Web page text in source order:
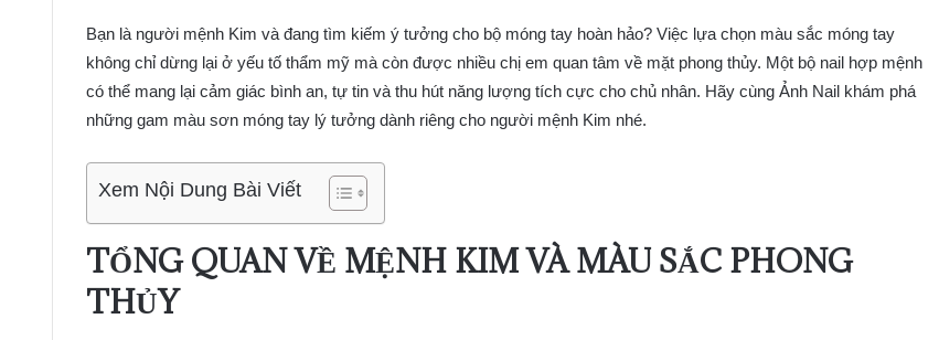
Bạn là người mệnh Kim và đang tìm kiếm ý tưởng cho bộ móng tay hoàn hảo? Việc lựa chọn màu sắc móng tay
không chỉ dừng lại ở yếu tố thẩm mỹ mà còn được nhiều chị em quan tâm về mặt phong thủy. Một bộ nail hợp mệnh
có thể mang lại cảm giác bình an, tự tin và thu hút năng lượng tích cực cho chủ nhân. Hãy cùng Ảnh Nail khám phá
những gam màu sơn móng tay lý tưởng dành riêng cho người mệnh Kim nhé.
Xem Nội Dung Bài Viết
TỔNG QUAN VỀ MỆNH KIM VÀ MÀU SẮC PHONG
THỦY